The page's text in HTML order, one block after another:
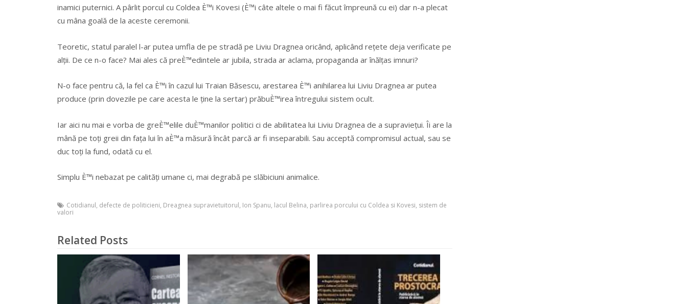
inamici puternici. A pârlit porcul cu Coldea È™i Kovesi (È™i câte altele o mai fi făcut împreună cu ei) dar n-a plecat
cu mâna goală de la aceste ceremonii.
Teoretic, statul paralel l-ar putea umfla de pe stradă pe Liviu Dragnea oricând, aplicând rețete deja verificate pe
alții. De ce n-o face? Mai ales că preÈ™edintele ar jubila, strada ar aclama, propaganda ar înălțas imnuri?
N-o face pentru că, la fel ca È™i în cazul lui Traian Băsescu, arestarea È™i anihilarea lui Liviu Dragnea ar putea
produce (prin dovezile pe care acesta le ține la sertar) prăbuÈ™irea întregului sistem ocult.
Iar aici nu mai e vorba de greÈ™elile duÈ™manilor politici ci de abilitatea lui Liviu Dragnea de a supraviețui. Îi are la
mână pe toți greii din fața lui în aÈ™a măsură încât parcă ar fi inseparabili. Sau acceptă compromisul actual, sau se
duc toți la fund, odată cu el.
Simplu È™i nebazat pe calități umane ci, mai degrabă pe slăbiciuni animalice.
Cotidianul, defecte de politicieni, Dreagnea supravietuitorul, Ion Spanu, lacul Belina, parlirea porcului cu Coldea si Kovesi, sistem de
valori
Related Posts